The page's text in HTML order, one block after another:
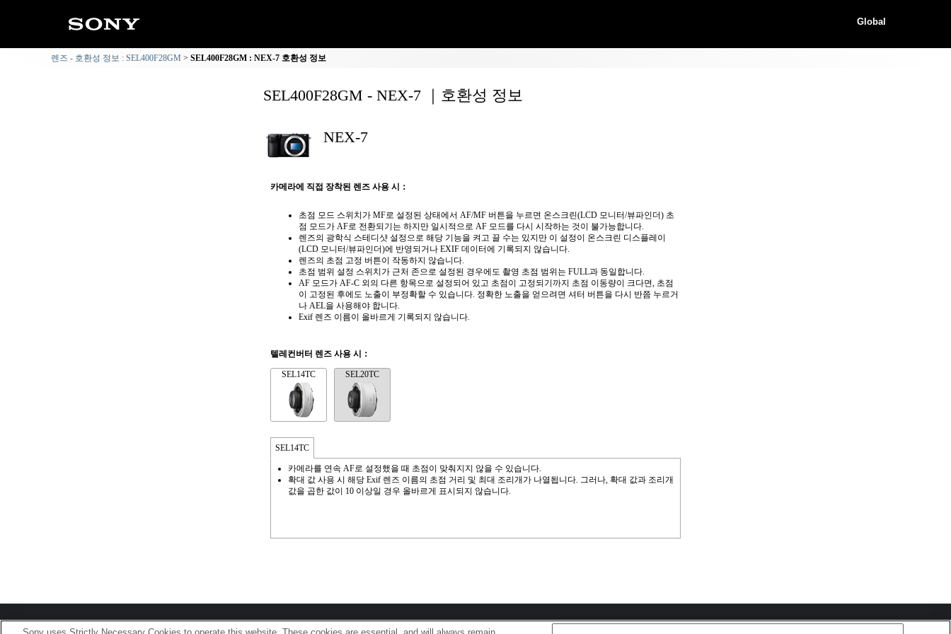
Global
렌즈 - 호환성 정보 : SEL400F28GM SEL400F28GM : NEX-7 호환성 정보
SEL400F28GM - NEX-7 ｜호환성 정보
NEX-7
카메라에 직접 장착된 렌즈 사용 시：
초점 모드 스위치가 MF로 설정된 상태에서 AF/MF 버튼을 누르면 온스크린(LCD 모니터/뷰파인더) 초
점 모드가 AF로 전환되기는 하지만 일시적으로 AF 모드를 다시 시작하는 것이 불가능합니다.
렌즈의 광학식 스테디샷 설정으로 해당 기능을 켜고 끌 수는 있지만 이 설정이 온스크린 디스플레이
(LCD 모니터/뷰파인더)에 반영되거나 EXIF 데이터에 기록되지 않습니다.
렌즈의 초점 고정 버튼이 작동하지 않습니다.
초점 범위 설정 스위치가 근처 존으로 설정된 경우에도 촬영 초점 범위는 FULL과 동일합니다.
AF 모드가 AF-C 외의 다른 항목으로 설정되어 있고 초점이 고정되기까지 초점 이동량이 크다면, 초점
이 고정된 후에도 노출이 부정확할 수 있습니다. 정확한 노출을 얻으려면 셔터 버튼을 다시 반쯤 누르거
나 AEL을 사용해야 합니다.
Exif 렌즈 이름이 올바르게 기록되지 않습니다.
텔레컨버터 렌즈 사용 시：
SEL14TC SEL20TC
SEL14TC
카메라를 연속 AF로 설정했을 때 초점이 맞춰지지 않을 수 있습니다.
확대 값 사용 시 해당 Exif 렌즈 이름의 초점 거리 및 최대 조리개가 나열됩니다. 그러나, 확대 값과 조리개
값을 곱한 값이 10 이상일 경우 올바르게 표시되지 않습니다.
Terms of Use Contact Us Copyright 2026 Sony Corporation